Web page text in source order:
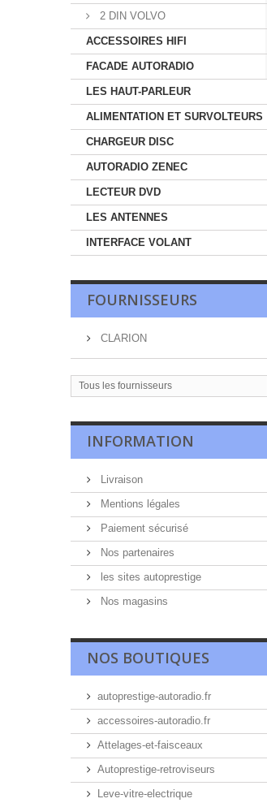
2 DIN VOLVO
ACCESSOIRES HIFI
FACADE AUTORADIO
LES HAUT-PARLEUR
ALIMENTATION ET SURVOLTEURS
CHARGEUR DISC
AUTORADIO ZENEC
LECTEUR DVD
LES ANTENNES
INTERFACE VOLANT
FOURNISSEURS
CLARION
Tous les fournisseurs
INFORMATION
Livraison
Mentions légales
Paiement sécurisé
Nos partenaires
les sites autoprestige
Nos magasins
NOS BOUTIQUES
autoprestige-autoradio.fr
accessoires-autoradio.fr
Attelages-et-faisceaux
Autoprestige-retroviseurs
Leve-vitre-electrique